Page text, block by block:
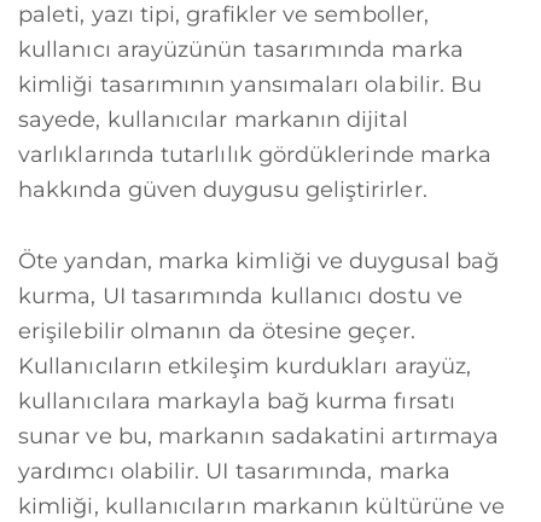
paleti, yazı tipi, grafikler ve semboller,
kullanıcı arayüzünün tasarımında marka
kimliği tasarımının yansımaları olabilir. Bu
sayede, kullanıcılar markanın dijital
varlıklarında tutarlılık gördüklerinde marka
hakkında güven duygusu geliştirirler.
Öte yandan, marka kimliği ve duygusal bağ
kurma, UI tasarımında kullanıcı dostu ve
erişilebilir olmanın da ötesine geçer.
Kullanıcıların etkileşim kurdukları arayüz,
kullanıcılara markayla bağ kurma fırsatı
sunar ve bu, markanın sadakatini artırmaya
yardımcı olabilir. UI tasarımında, marka
kimliği, kullanıcıların markanın kültürüne ve